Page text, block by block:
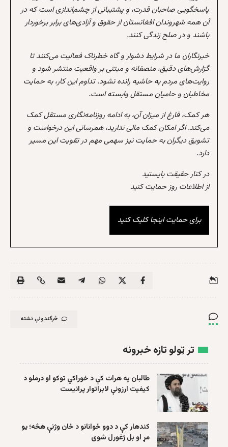
پاسخگویی صاحبان قدرت، و پشتیبانی از چشم‌اندازی است که در
آن همه شهروندان افغانستان از حقوق و آزادی‌های برابر برخوردار
باشند و در صلح زندگی کنند.
خبرنگاران ما در شرایط دشوار و گاه خطرناک فعالیت می‌کنند تا
گزارش‌های دقیق، منصفانه و مبتنی بر واقعیت منتشر شود و
روایت‌های مردم به حاشیه رانده نشود. تداوم این کار، به حمایت
مخاطبان و حامیان مستقل وابسته است.
هر کمک، فارغ از میزان آن، به ادامه روزنامه‌نگاری مستقل کمک
می‌کند. اگر امکان کمک مالی ندارید، همرسانی این درخواست و
تشویق دیگران به حمایت نیز سهمی مهم در تقویت این مسیر
دارد.
در کنار حقیقت بایستید
از اطلاعات روز حمایت کنید
برای حمایت اینجا کلیک کنید
څرگندونې نشته
تر ټولو تازه خبرونه
طالبان په هرات کې د خوراکي توکو او درملو د
کیفیت ارزونې لابراتوار پرانیست
کندهار کې د دوو ځوانانو د ځان وژنې هڅه؛ یو
مړ او بل ژغورل شوی